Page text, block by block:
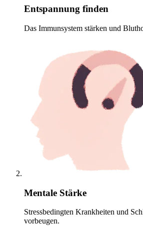
Entspannung finden
Das Immunsystem stärken und
Mentale Stärke
Stressbedingten Krankheiten und
vorbeugen.